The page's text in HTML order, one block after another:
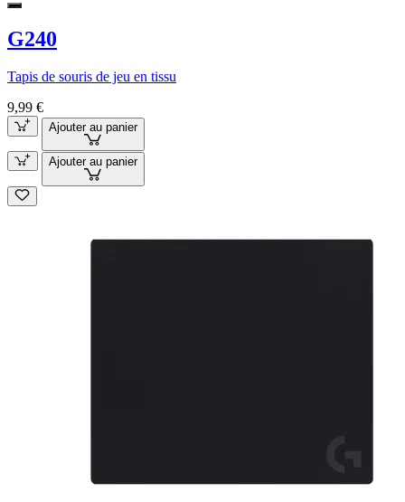
G240
Tapis de souris de jeu en tissu
9,99 €
Ajouter au panier
Ajouter au panier